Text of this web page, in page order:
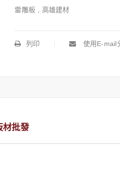
雷雕板 , 高雄建材
列印 使用E-mail
材批發